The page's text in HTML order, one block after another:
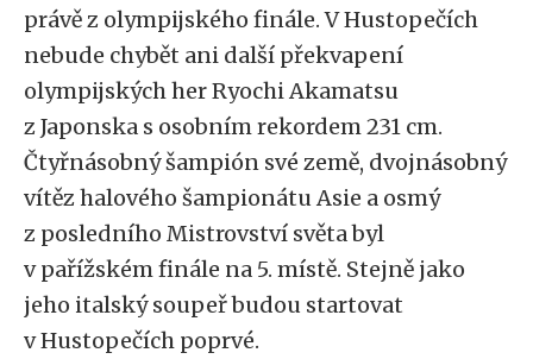
právě z olympijského finále. V Hustopečích
nebude chybět ani další překvapení
olympijských her Ryochi Akamatsu
z Japonska s osobním rekordem 231 cm.
Čtyřnásobný šampión své země, dvojnásobný
vítěz halového šampionátu Asie a osmý
z posledního Mistrovství světa byl
v pařížském finále na 5. místě. Stejně jako
jeho italský soupeř budou startovat
v Hustopečích poprvé.